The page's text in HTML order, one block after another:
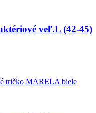
veľ.L (42-45)